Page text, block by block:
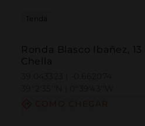
Tenda
Ronda Blasco Ibañez, 13
Chella